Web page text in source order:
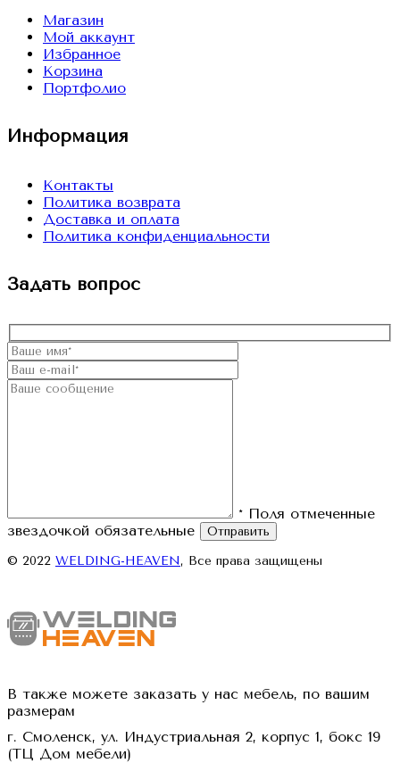
Магазин
Мой аккаунт
Избранное
Корзина
Портфолио
Информация
Контакты
Политика возврата
Доставка и оплата
Политика конфиденциальности
Задать вопрос
* Поля отмеченные
звездочкой обязательные
Отправить
© 2022 WELDING-HEAVEN, Все права защищены
В также можете заказать у нас мебель, по вашим
размерам
г. Смоленск, ул. Индустриальная 2, корпус 1, бокс 19
(ТЦ Дом мебели)